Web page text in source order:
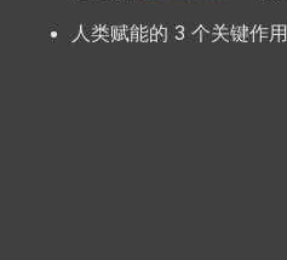
人类赋能的 3 个关键作用